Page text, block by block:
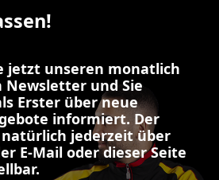
jetzt unseren monatlich
Newsletter und Sie
Erster über neue
informiert. Der
jederzeit über
E-Mail oder dieser Seite